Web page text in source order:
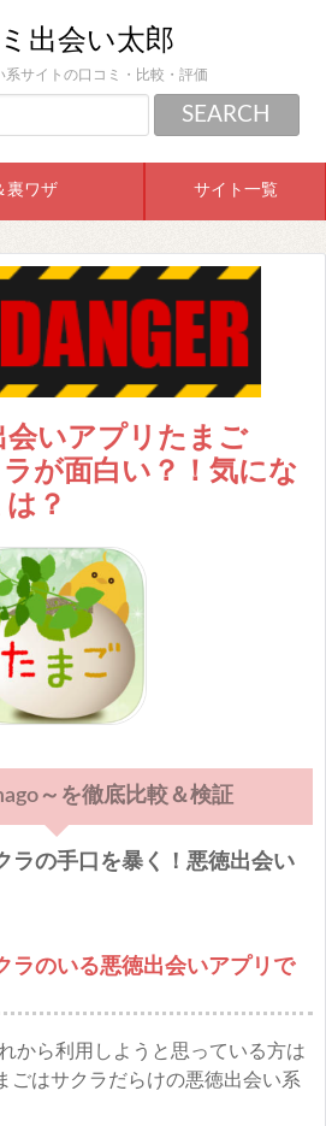
出会い太郎
系サイトの口コミ・比較・評価
裏ワザ サイト一覧
いアプリたまご
が面白い？！気にな
？
～を徹底比較＆検証
ラの手口を暴く！悪徳出会い
ラのいる悪徳出会いアプリで
から利用しようと思っている方は
ごはサクラだらけの悪徳出会い系